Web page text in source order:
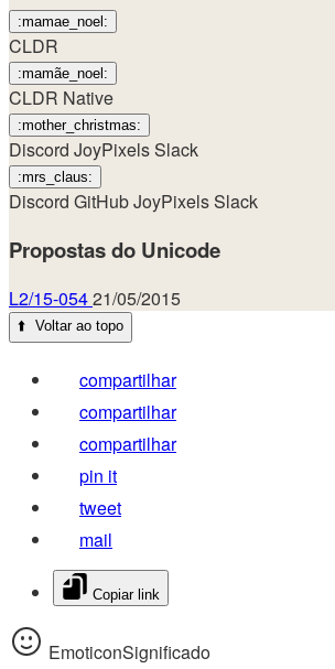
:mamae_noel:
CLDR
:mamãe_noel:
CLDR Native
:mother_christmas:
Discord JoyPixelsSlack
:mrs_claus:
Discord GitHubJoyPixelsSlack
Propostas do Unicode
L2/15-05421/05/2015
⬆️ Voltar ao topo
compartilhar
compartilhar
compartilhar
pin it
tweet
mail
Copiar link
EmoticonSignificado